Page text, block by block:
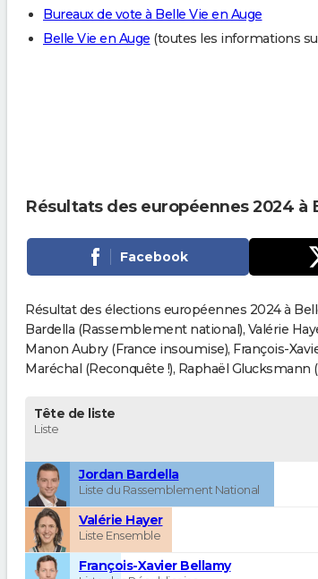
Bureaux de vote à Belle Vie en Auge
Belle Vie en Auge (toutes les informations
Résultats des européennes 2024 à
Facebook
Résultat des élections européennes 2024 à
Bardella (Rassemblement national), Valérie
Manon Aubry (France insoumise), François-
Maréchal (Reconquête !), Raphaël Glucksmann
Tête de liste
Liste
Jordan Bardella
Liste du Rassemblement National
Valérie Hayer
Liste Ensemble
François-Xavier Bellamy